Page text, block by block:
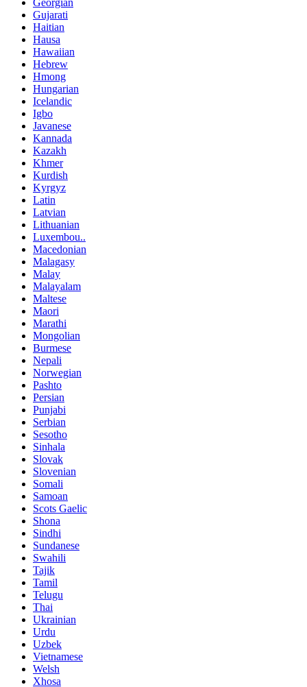
Gujarati
Haitian
Hausa
Hawaiian
Hebrew
Hmong
Hungarian
Icelandic
Igbo
Javanese
Kannada
Kazakh
Khmer
Kurdish
Kyrgyz
Latin
Latvian
Lithuanian
Luxembou..
Macedonian
Malagasy
Malay
Malayalam
Maltese
Maori
Marathi
Mongolian
Burmese
Nepali
Norwegian
Pashto
Persian
Punjabi
Serbian
Sesotho
Sinhala
Slovak
Slovenian
Somali
Samoan
Scots Gaelic
Shona
Sindhi
Sundanese
Swahili
Tajik
Tamil
Telugu
Thai
Ukrainian
Urdu
Uzbek
Vietnamese
Welsh
Xhosa